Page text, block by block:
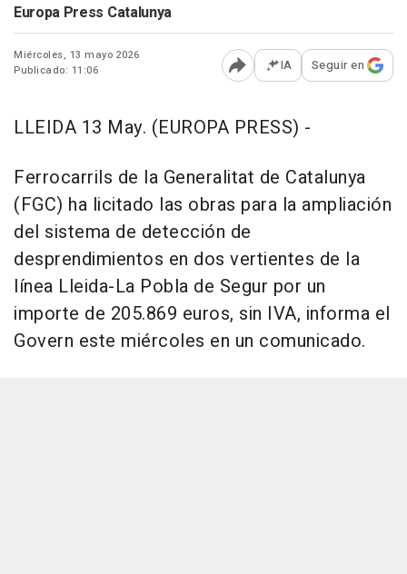
Europa Press Catalunya
Miércoles, 13 mayo 2026
Publicado: 11:06
Abrir opciones para
IA Seguir en
LLEIDA 13 May. (EUROPA PRESS) -
Ferrocarrils de la Generalitat de Catalunya
(FGC) ha licitado las obras para la ampliación
del sistema de detección de
desprendimientos en dos vertientes de la
línea Lleida-La Pobla de Segur por un
importe de 205.869 euros, sin IVA, informa el
Govern este miércoles en un comunicado.